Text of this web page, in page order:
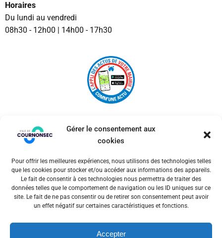
Gérer le consentement aux
cookies
Pour offrir les meilleures expériences, nous utilisons des technologies telles
que les cookies pour stocker et/ou accéder aux informations des appareils.
Le fait de consentir à ces technologies nous permettra de traiter des
données telles que le comportement de navigation ou les ID uniques sur ce
site. Le fait de ne pas consentir ou de retirer son consentement peut avoir
un effet négatif sur certaines caractéristiques et fonctions.
Accepter
Horaires
Du lundi au vendredi
08h30 - 12h00 | 14h00 - 17h30
© 2026 Ville de Cournonsec. Un service proposé par
Comm'un Site
Mentions légales